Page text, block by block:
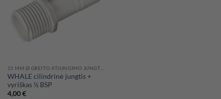
WHALE cilindrinė jungtis +
vyriškas ½ BSP
4,00€